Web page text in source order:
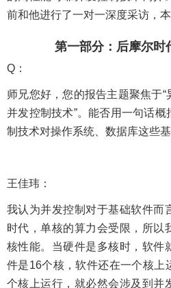
前和他进行了一对一深度采访，本
第一部分：后摩尔时
Q：
师兄您好，您的报告主题聚焦于
并发控制技术”。能否用一句话
制技术对操作系统、数据库这些
王佳玮：
我认为并发控制对于基础软件而
时代，单核的算力会受限，所以
核性能。当硬件是多核时，软件
件是16个核，软件还在一个核上
个核上运行，就必然会涉及到并